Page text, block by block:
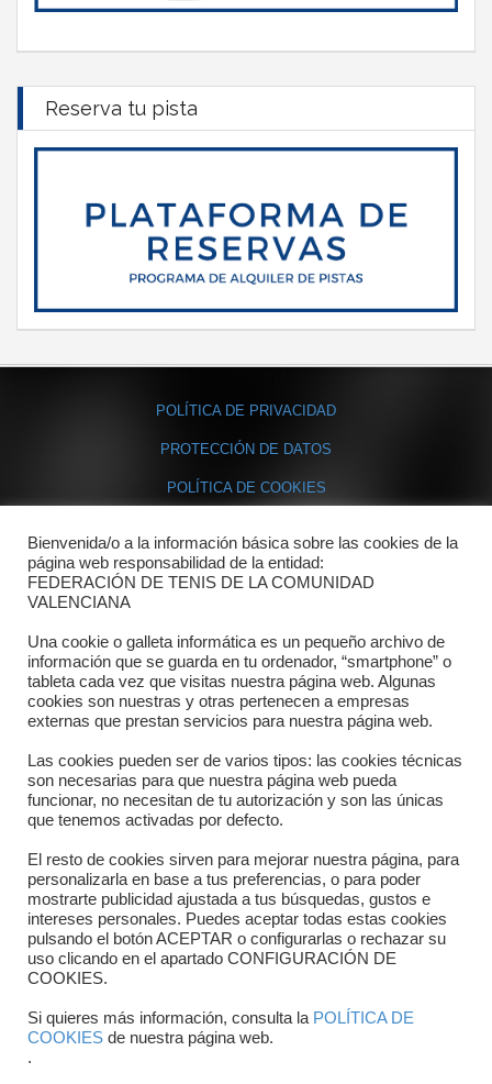
Reserva tu pista
POLÍTICA DE PRIVACIDAD
PROTECCIÓN DE DATOS
POLÍTICA DE COOKIES
Contacto
Dónde estamos
Directorio departamentos
Horario
Formulario de contacto
Copyright © 2025 FTCV
Bienvenida/o a la información básica sobre las cookies de la
página web responsabilidad de la entidad:
FEDERACIÓN DE TENIS DE LA COMUNIDAD
VALENCIANA
Una cookie o galleta informática es un pequeño archivo de
información que se guarda en tu ordenador, “smartphone” o
tableta cada vez que visitas nuestra página web. Algunas
cookies son nuestras y otras pertenecen a empresas
externas que prestan servicios para nuestra página web.
Las cookies pueden ser de varios tipos: las cookies técnicas
son necesarias para que nuestra página web pueda
funcionar, no necesitan de tu autorización y son las únicas
que tenemos activadas por defecto.
El resto de cookies sirven para mejorar nuestra página, para
personalizarla en base a tus preferencias, o para poder
mostrarte publicidad ajustada a tus búsquedas, gustos e
intereses personales. Puedes aceptar todas estas cookies
pulsando el botón ACEPTAR o configurarlas o rechazar su
uso clicando en el apartado CONFIGURACIÓN DE
COOKIES.
Si quieres más información, consulta la POLÍTICA DE
COOKIES de nuestra página web.
.